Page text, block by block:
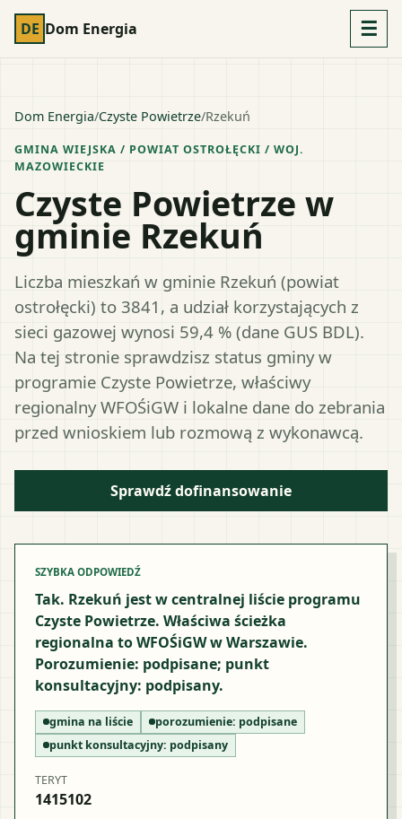
DE Dom Energia ☰
Dom Energia/Czyste Powietrze/Rzekuń
GMINA WIEJSKA / POWIAT OSTROŁĘCKI / WOJ.
MAZOWIECKIE
Czyste Powietrze w
gminie Rzekuń
Liczba mieszkań w gminie Rzekuń (powiat
ostrołęcki) to 3841, a udział korzystających z
sieci gazowej wynosi 59,4 % (dane GUS BDL).
Na tej stronie sprawdzisz status gminy w
programie Czyste Powietrze, właściwy
regionalny WFOŚiGW i lokalne dane do zebrania
przed wnioskiem lub rozmową z wykonawcą.
Sprawdź dofinansowanie
SZYBKA ODPOWIEDŹ
Tak. Rzekuń jest w centralnej liście programu
Czyste Powietrze. Właściwa ścieżka
regionalna to WFOŚiGW w Warszawie.
Porozumienie: podpisane; punkt
konsultacyjny: podpisany.
gmina na liście porozumienie: podpisane
punkt konsultacyjny: podpisany
TERYT
1415102